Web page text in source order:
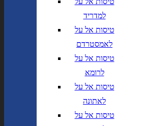
למדריד
טיסות אל על
לאמסטרדם
טיסות אל על
לרומא
טיסות אל על
לאתונה
טיסות אל על
נחיתה ב
חפש